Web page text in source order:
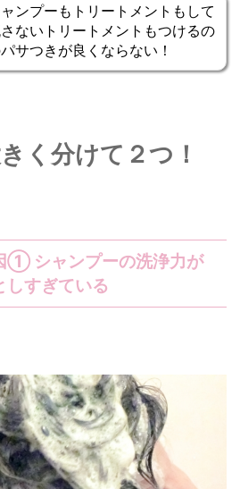
ンプーもトリートメントもして
ないトリートメントもつけるの
サつきが良くならない！
く分けて２つ！
① シャンプーの洗浄力が
しすぎている